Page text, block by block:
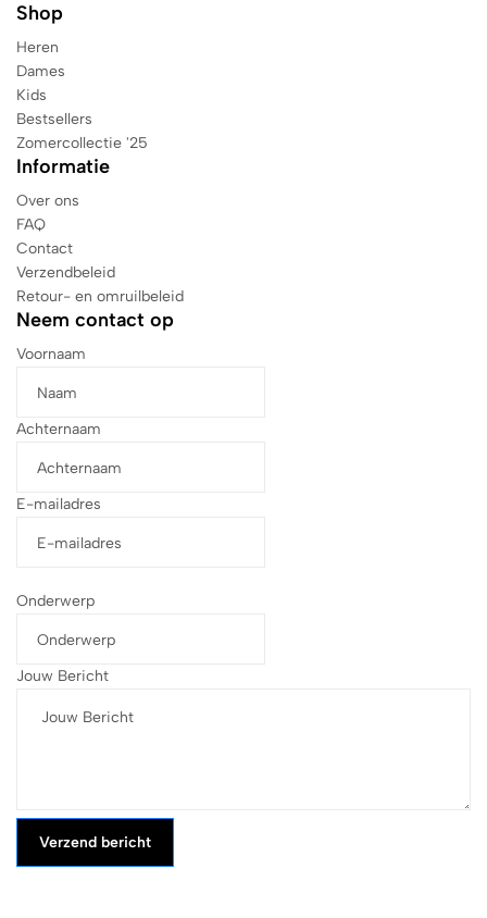
Shop
Heren
Dames
Kids
Bestsellers
Zomercollectie '25
Informatie
Over ons
FAQ
Contact
Verzendbeleid
Retour- en omruilbeleid
Neem contact op
Voornaam
Achternaam
E-mailadres
Onderwerp
Jouw Bericht
Verzend bericht